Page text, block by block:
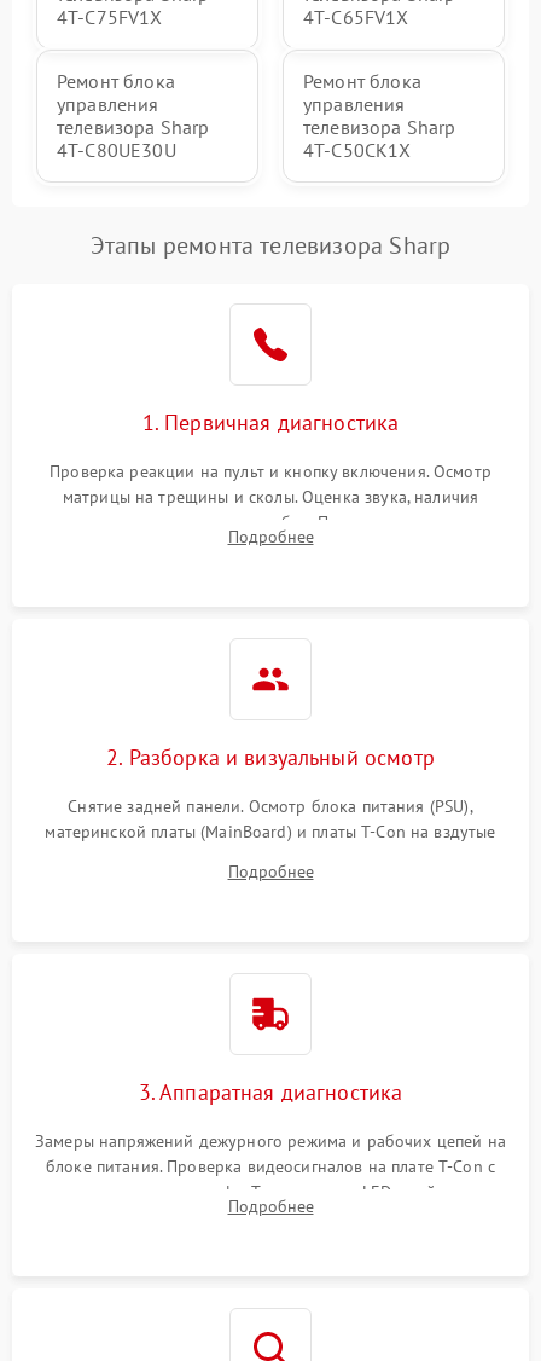
4T-C75FV1X
4T-C65FV1X
Ремонт блока
управления
телевизора Sharp
4T-C80UE30U
Ремонт блока
управления
телевизора Sharp
4T-C50CK1X
Этапы ремонта телевизора Sharp
1. Первичная диагностика
Проверка реакции на пульт и кнопку включения. Осмотр
матрицы на трещины и сколы. Оценка звука, наличия
подсветки и индикаторов ошибок. Подключение тестовых
источников сигнала для выявления симптомов поломки.
Подробнее
2. Разборка и визуальный осмотр
Снятие задней панели. Осмотр блока питания (PSU),
материнской платы (MainBoard) и платы T-Con на вздутые
Проверка надежности фиксации и целостности шлейфов.
Подробнее
3. Аппаратная диагностика
Замеры напряжений дежурного режима и рабочих цепей на
блоке питания. Проверка видеосигналов на плате T-Con с
помощью осциллографа. Тестирование LED-драйвера и
светодиодных планок подсветки мультиметром.
Подробнее